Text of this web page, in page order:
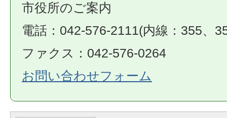
市役所のご案内
電話：042-576-2111(内線：355、
ファクス：042-576-0264
お問い合わせフォーム